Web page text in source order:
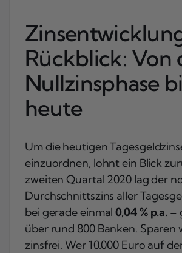
Rückblick: Von
Nullzinsphase
heute
Um die heutigen
einzuordnen, lohnt ein Blick
zweiten Quartal 2020 lag der
Durchschnittszins aller
bei gerade einmal0,04 % p.a. –
über rund 800 Banken. Sparen
zinsfrei. Wer 10.000 Euro auf